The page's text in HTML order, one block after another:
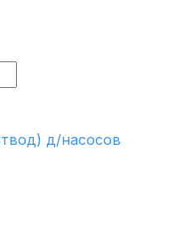
д/насосов